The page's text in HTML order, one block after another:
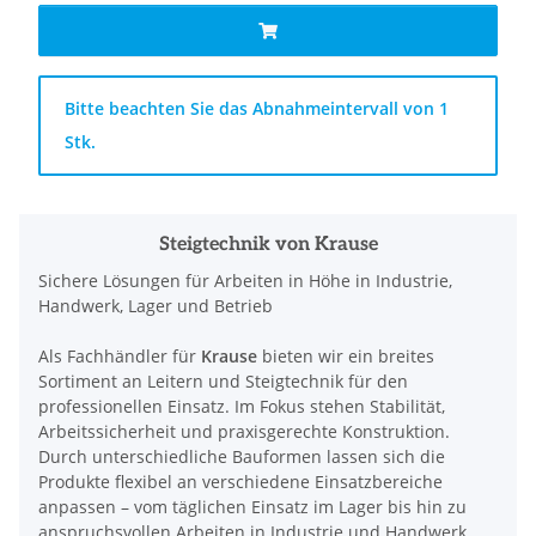
x
Bitte beachten Sie das Abnahmeintervall von 1
Stk.
Steigtechnik von Krause
Sichere Lösungen für Arbeiten in Höhe in Industrie,
Handwerk, Lager und Betrieb
Als Fachhändler für Krause bieten wir ein breites
Sortiment an Leitern und Steigtechnik für den
professionellen Einsatz. Im Fokus stehen Stabilität,
Arbeitssicherheit und praxisgerechte Konstruktion.
Durch unterschiedliche Bauformen lassen sich die
Produkte flexibel an verschiedene Einsatzbereiche
anpassen – vom täglichen Einsatz im Lager bis hin zu
anspruchsvollen Arbeiten in Industrie und Handwerk.